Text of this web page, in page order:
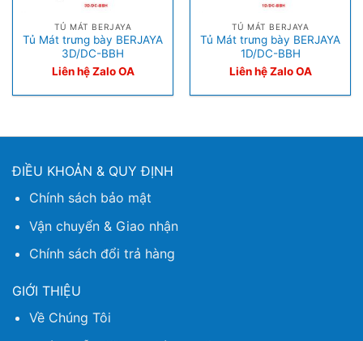
TỦ MÁT BERJAYA
Tủ Mát trưng bày BERJAYA
3D/DC-BBH
Liên hệ Zalo OA
TỦ MÁT BERJAYA
Tủ Mát trưng bày BERJAYA
1D/DC-BBH
Liên hệ Zalo OA
ĐIỀU KHOẢN & QUY ĐỊNH
Chính sách bảo mật
Vận chuyển & Giao nhận
Chính sách đổi trả hàng
GIỚI THIỆU
Về Chúng Tôi